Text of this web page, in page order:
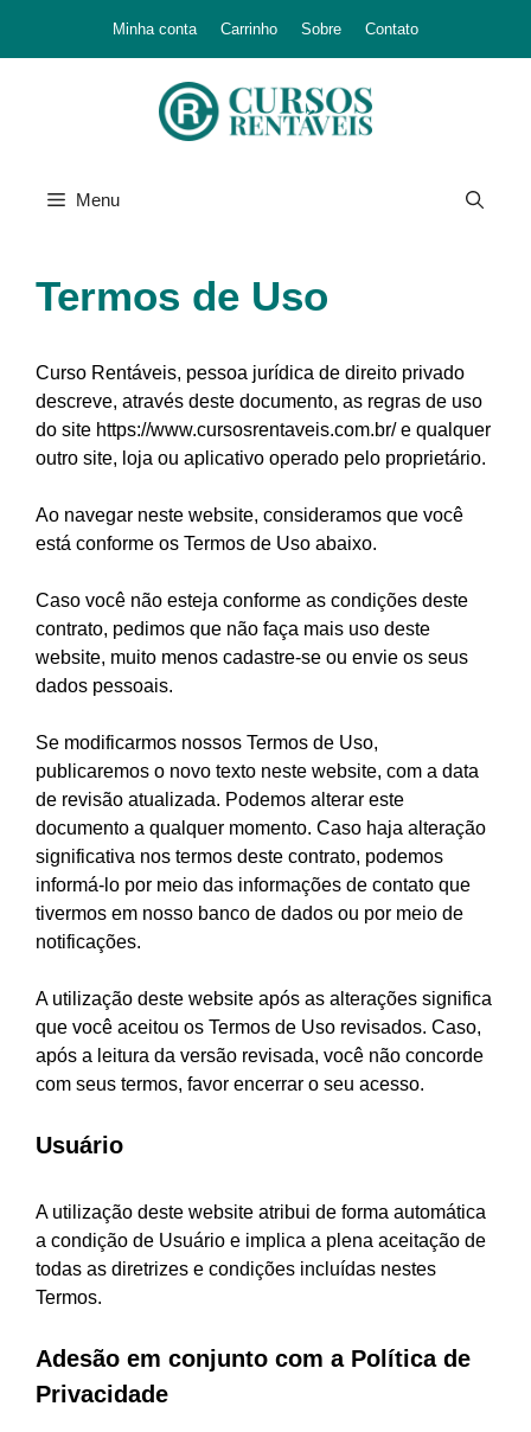
Minha conta Carrinho Sobre Contato
Menu
Termos de Uso
Curso Rentáveis, pessoa jurídica de direito privado
descreve, através deste documento, as regras de uso
do site https://www.cursosrentaveis.com.br/ e qualquer
outro site, loja ou aplicativo operado pelo proprietário.
Ao navegar neste website, consideramos que você
está conforme os Termos de Uso abaixo.
Caso você não esteja conforme as condições deste
contrato, pedimos que não faça mais uso deste
website, muito menos cadastre-se ou envie os seus
dados pessoais.
Se modificarmos nossos Termos de Uso,
publicaremos o novo texto neste website, com a data
de revisão atualizada. Podemos alterar este
documento a qualquer momento. Caso haja alteração
significativa nos termos deste contrato, podemos
informá-lo por meio das informações de contato que
tivermos em nosso banco de dados ou por meio de
notificações.
A utilização deste website após as alterações significa
que você aceitou os Termos de Uso revisados. Caso,
após a leitura da versão revisada, você não concorde
com seus termos, favor encerrar o seu acesso.
Usuário
A utilização deste website atribui de forma automática
a condição de Usuário e implica a plena aceitação de
todas as diretrizes e condições incluídas nestes
Termos.
Adesão em conjunto com a Política de
Privacidade